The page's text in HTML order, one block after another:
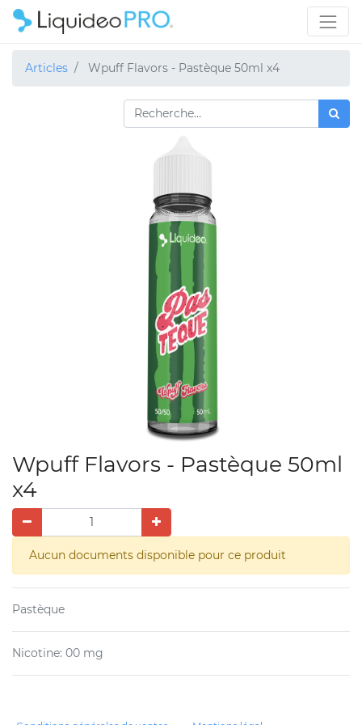
Articles Wpuff Flavors - Pastèque 50ml x4
Wpuff Flavors - Pastèque 50ml
x4
Aucun documents disponible pour ce produit
Pastèque
Nicotine: 00 mg